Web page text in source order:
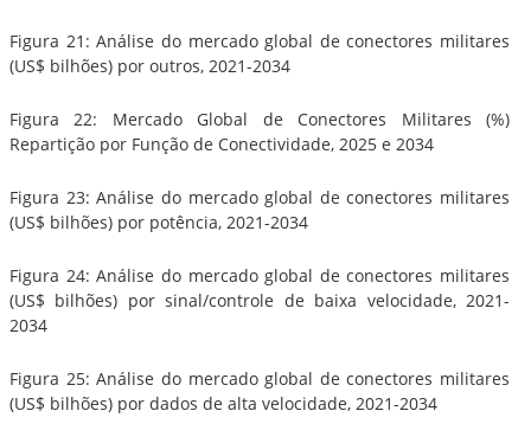
Figura 21: Análise do mercado global de conectores militares
(US$ bilhões) por outros, 2021-2034
Figura 22: Mercado Global de Conectores Militares (%)
Repartição por Função de Conectividade, 2025 e 2034
Figura 23: Análise do mercado global de conectores militares
(US$ bilhões) por potência, 2021-2034
Figura 24: Análise do mercado global de conectores militares
(US$ bilhões) por sinal/controle de baixa velocidade, 2021-
2034
Figura 25: Análise do mercado global de conectores militares
(US$ bilhões) por dados de alta velocidade, 2021-2034